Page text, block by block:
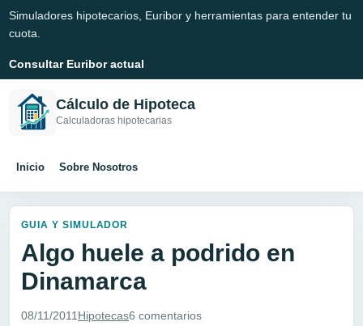
Simuladores hipotecarios, Euribor y herramientas para entender tu
cuota.
Consultar Euribor actual
Cálculo de Hipoteca
Calculadoras hipotecarias
Inicio Sobre Nosotros
GUIA Y SIMULADOR
Algo huele a podrido en
Dinamarca
08/11/2011 Hipotecas6 comentarios